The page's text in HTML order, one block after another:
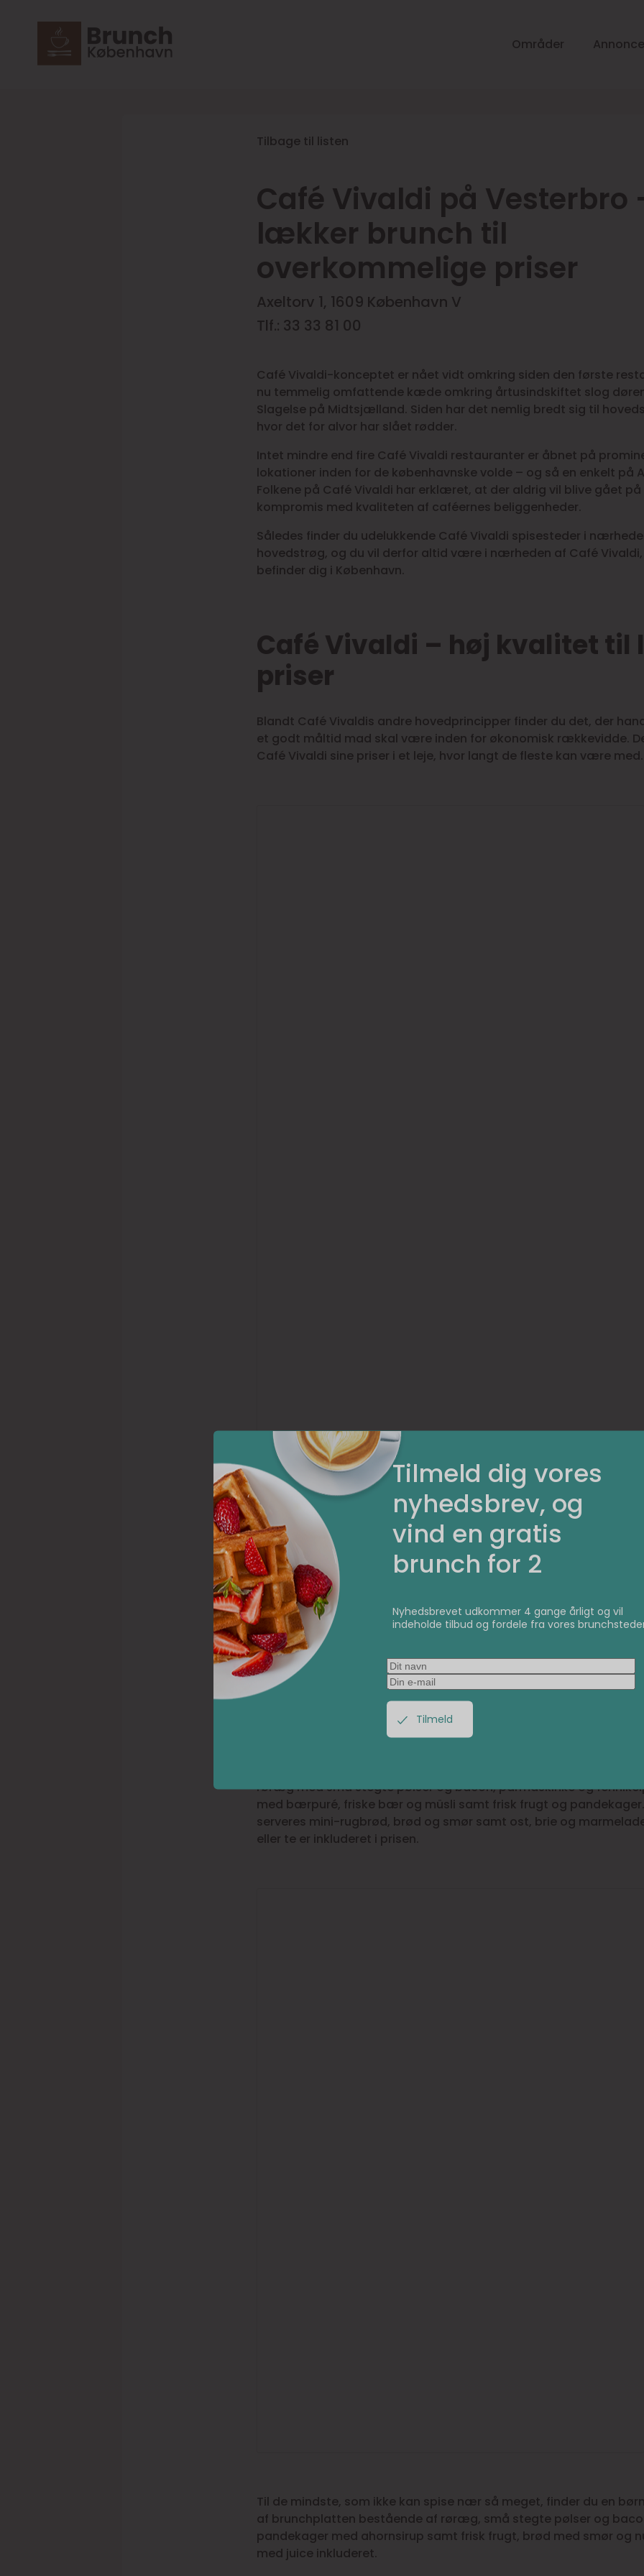
Områder
Tilmeld dig vores
nyhedsbrev, og
vind en gratis
brunch for 2
Nyhedsbrevet udkommer 4 gange årligt og vil
indeholde tilbud og fordele fra vores
Tilbage til listen
Café Vivaldi på Vesterbro
lækker brunch til
overkommelige priser
Axeltorv 1, 1609 København V
Tlf.: 33 33 81 00
Café Vivaldi-konceptet er nået vidt omkring siden den første
nu temmelig omfattende kæde omkring årtusindskiftet slog
Slagelse på Midtsjælland. Siden har det nemlig bredt sig til
hvor det for alvor har slået rødder.
Intet mindre end fire Café Vivaldi restauranter er åbnet på
lokationer inden for de københavnske volde – og så en enkelt på
Folkene på Café Vivaldi har erklæret, at der aldrig vil blive gået på
kompromis med kvaliteten af caféernes beliggenheder.
Således finder du udelukkende Café Vivaldi spisesteder i
hovedstrøg, og du vil derfor altid være i nærheden af Café Vivaldi,
befinder dig i København.
Café Vivaldi – høj kvalitet til
priser
Blandt Café Vivaldis andre hovedprincipper finder du det, der
et godt måltid mad skal være inden for økonomisk rækkevidde.
Café Vivaldi sine priser i et leje, hvor langt de fleste kan være med.
Hos Café Vivaldi finder du de klassiske caféretter som for
wraps og sandwiches i alle afskygninger. På aftenkortet finder du
diverse kødudskæringer – selvfølgelig i top kvalitet og til
priser.
Familiens mindste kan også sagtens tage med på Café Vivaldi. Her
familien nemlig velkommen. Og du vil kunne bestille særlige
beregnet til børn under tolv år – selvfølgelig til familievenlige priser.
Brunch og morgenmad hos
Vivaldi på Vesterbro
røræg med små stegte pølser og bacon, parmaskinke og
med bærpuré, friske bær og müsli samt frisk frugt og
serveres mini-rugbrød, brød og smør samt ost, brie og
eller te er inkluderet i prisen.
Til de mindste, som ikke kan spise nær så meget, finder du en
af brunchplatten bestående af røræg, små stegte pølser og
pandekager med ahornsirup samt frisk frugt, brød med smør og
med juice inkluderet.